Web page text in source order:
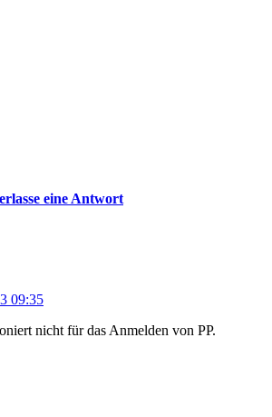
eine Antwort
09:35
nicht für das Anmelden von PP.